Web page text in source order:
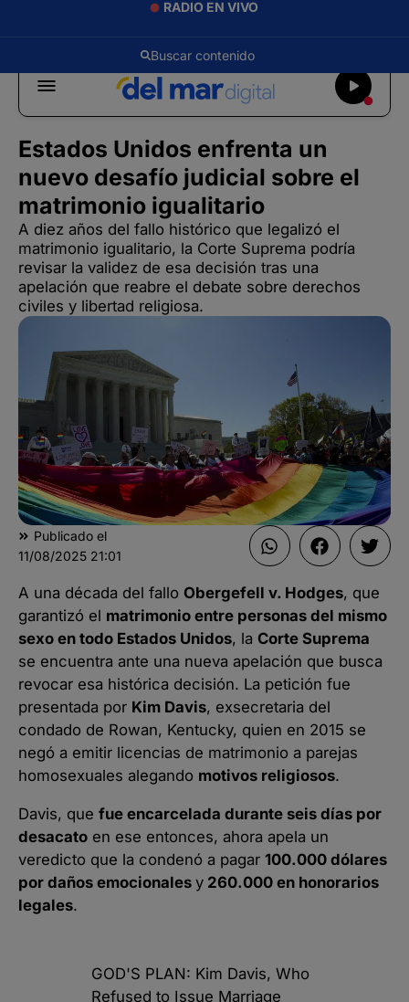
RADIO EN VIVO
Estados Unidos enfrenta un
nuevo desafío judicial sobre el
matrimonio igualitario
A diez años del fallo histórico que legalizó el
matrimonio igualitario, la Corte Suprema podría
revisar la validez de esa decisión tras una
apelación que reabre el debate sobre derechos
civiles y libertad religiosa.
Publicado el
11/08/2025 21:01
A una década del fallo Obergefell v. Hodges, que
garantizó el matrimonio entre personas del mismo
sexo en todo Estados Unidos, la Corte Suprema
se encuentra ante una nueva apelación que busca
revocar esa histórica decisión. La petición fue
presentada por Kim Davis, exsecretaria del
condado de Rowan, Kentucky, quien en 2015 se
negó a emitir licencias de matrimonio a parejas
homosexuales alegando motivos religiosos.
Davis, que fue encarcelada durante seis días por
desacato en ese entonces, ahora apela un
veredicto que la condenó a pagar 100.000 dólares
por daños emocionales y 260.000 en honorarios
legales.
GOD'S PLAN: Kim Davis, Who
Refused to Issue Marriage